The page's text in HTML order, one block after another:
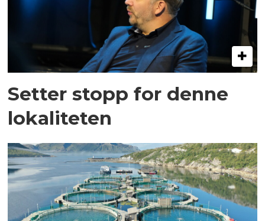
Setter stopp for denne
lokaliteten